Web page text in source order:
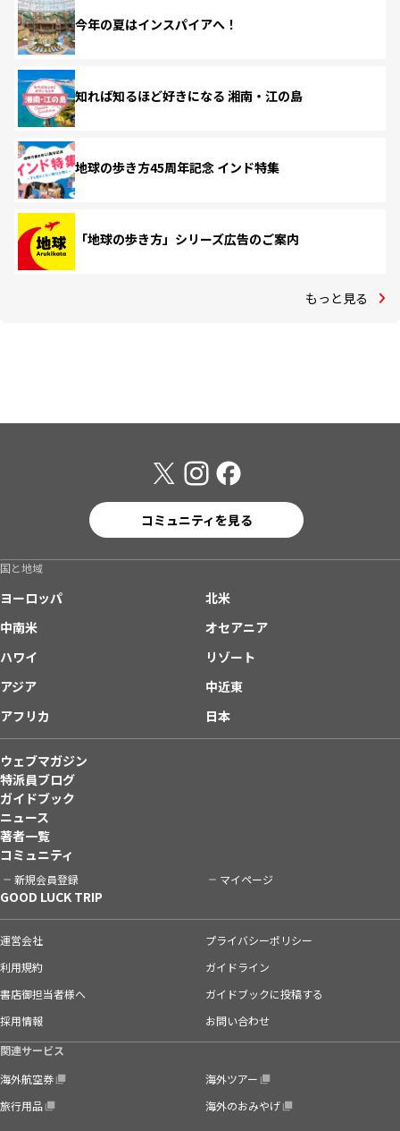
今年の夏はインスパイアへ！
知れば知るほど好きになる 湘南・江の島
地球の歩き方45周年記念 インド特集
「地球の歩き方」シリーズ広告のご案内
もっと見る
コミュニティを見る
国と地域
ヨーロッパ
北米
中南米
オセアニア
ハワイ
リゾート
アジア
中近東
アフリカ
日本
ウェブマガジン
特派員ブログ
ガイドブック
ニュース
著者一覧
コミュニティ
新規会員登録 マイページ
GOOD LUCK TRIP
運営会社
プライバシーポリシー
利用規約
ガイドライン
書店御担当者様へ
ガイドブックに投稿する
採用情報
お問い合わせ
関連サービス
海外航空券
海外ツアー
旅行用品
海外のおみやげ